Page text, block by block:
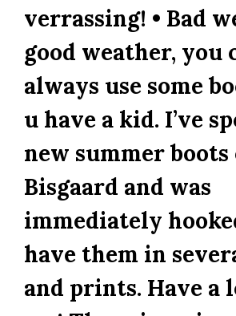
verrassing! • Bad
good weather, you
always use some
u have a kid. I’ve
new summer boots
Bisgaard and was
immediately
have them in
and prints. Have a